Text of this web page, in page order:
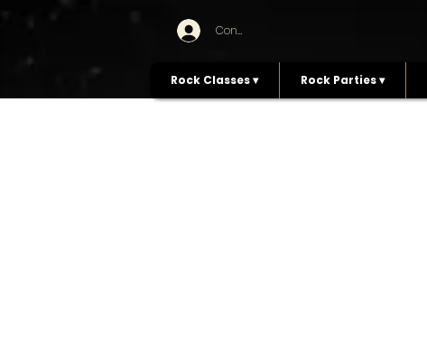
Connexion
Rock Classes ▾ Rock Parties ▾